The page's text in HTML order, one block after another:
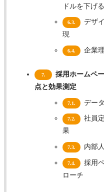
ドルを下げる
6.3.
デザ
現
6.4. 企業
7.
採用ホームペ
点と効果測定
7.1. デー
7.2.
社員
果
7.3. 内部
7.4.
採用
ローチ